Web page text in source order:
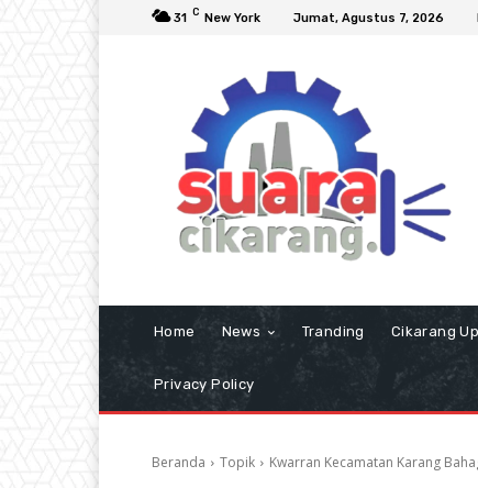
31 C New York Jumat, Agustus 7, 2026
Home News Tranding Cikarang
Privacy Policy
Beranda Topik Kwarran Kecamatan Karang